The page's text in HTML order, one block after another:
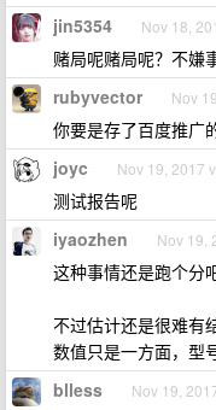
jin5354 Nov 18,
赌局呢赌局呢？不嫌
rubyvector Nov
你要是存了百度推广
joyc Nov 19, 2017
测试报告呢
iyaozhen Nov 19,
这种事情还是跑个分
不过估计还是很难有
数值只是一方面，型
blless Nov 19,